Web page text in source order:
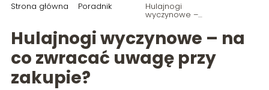
Strona główna Poradnik Hulajnogi
wyczynowe –
na co
uwagę przy
zakupie?
Hulajnogi wyczynowe – na
co zwracać uwagę przy
zakupie?